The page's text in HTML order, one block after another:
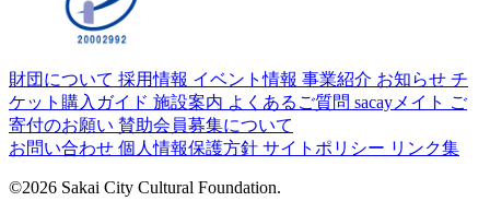
財団について 採用情報 イベント情報 事業紹介 お知らせ チ
ケット購入ガイド 施設案内 よくあるご質問 sacayメイト ご
寄付のお願い 賛助会員募集について
お問い合わせ 個人情報保護方針 サイトポリシー リンク集
©2026 Sakai City Cultural Foundation.